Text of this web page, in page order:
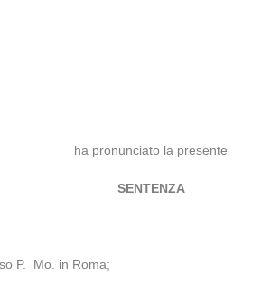
ha pronunciato la presente
SENTENZA
P. Mo. in Roma;